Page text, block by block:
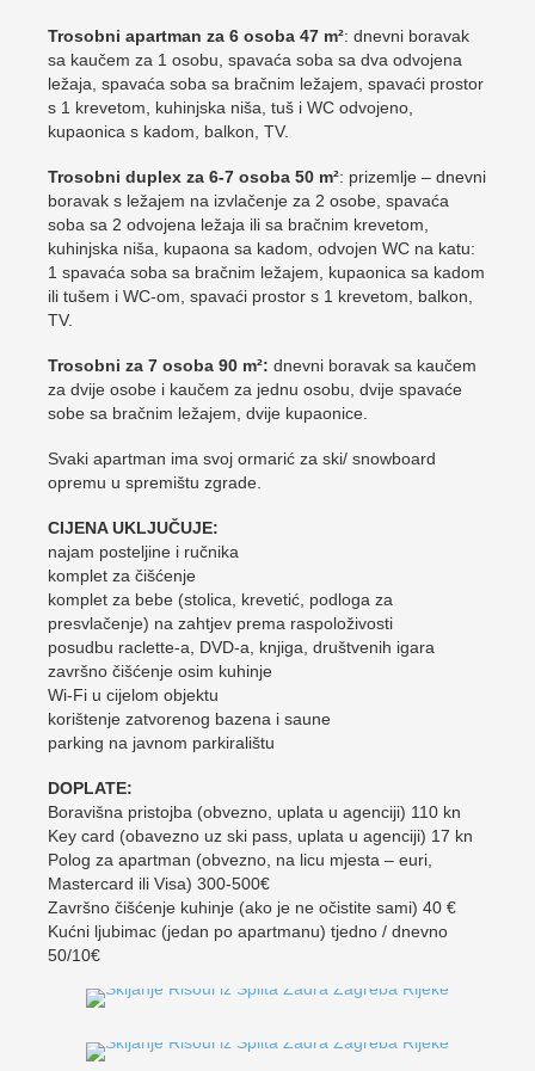
Trosobni apartman za 6 osoba 47 m²: dnevni boravak
sa kaučem za 1 osobu, spavaća soba sa dva odvojena
ležaja, spavaća soba sa bračnim ležajem, spavaći prostor
s 1 krevetom, kuhinjska niša, tuš i WC odvojeno,
kupaonica s kadom, balkon, TV.
Trosobni duplex za 6-7 osoba 50 m²: prizemlje – dnevni
boravak s ležajem na izvlačenje za 2 osobe, spavaća
soba sa 2 odvojena ležaja ili sa bračnim krevetom,
kuhinjska niša, kupaona sa kadom, odvojen WC na katu:
1 spavaća soba sa bračnim ležajem, kupaonica sa kadom
ili tušem i WC-om, spavaći prostor s 1 krevetom, balkon,
TV.
Trosobni za 7 osoba 90 m²: dnevni boravak sa kaučem
za dvije osobe i kaučem za jednu osobu, dvije spavaće
sobe sa bračnim ležajem, dvije kupaonice.
Svaki apartman ima svoj ormarić za ski/ snowboard
opremu u spremištu zgrade.
CIJENA UKLJUČUJE:
najam posteljine i ručnika
komplet za čišćenje
komplet za bebe (stolica, krevetić, podloga za
presvlačenje) na zahtjev prema raspoloživosti
posudbu raclette-a, DVD-a, knjiga, društvenih igara
završno čišćenje osim kuhinje
Wi-Fi u cijelom objektu
korištenje zatvorenog bazena i saune
parking na javnom parkiralištu
DOPLATE:
Boravišna pristojba (obvezno, uplata u agenciji) 110 kn
Key card (obavezno uz ski pass, uplata u agenciji) 17 kn
Polog za apartman (obvezno, na licu mjesta – euri,
Mastercard ili Visa) 300-500€
Završno čišćenje kuhinje (ako je ne očistite sami) 40 €
Kućni ljubimac (jedan po apartmanu) tjedno / dnevno
50/10€